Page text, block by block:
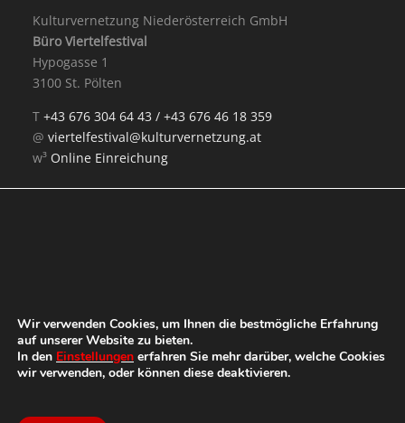
Kulturvernetzung Niederösterreich GmbH
Büro Viertelfestival
Hypogasse 1
3100 St. Pölten
T+43 676 304 64 43 /+43 676 46 18 359
@viertelfestival@kulturvernetzung.at
w³ Online Einreichung
Wir verwenden Cookies, um Ihnen die bestmögliche Erfahrung
auf unserer Website zu bieten.
In den Einstellungen erfahren Sie mehr darüber, welche Cookies
wir verwenden, oder können diese deaktivieren.